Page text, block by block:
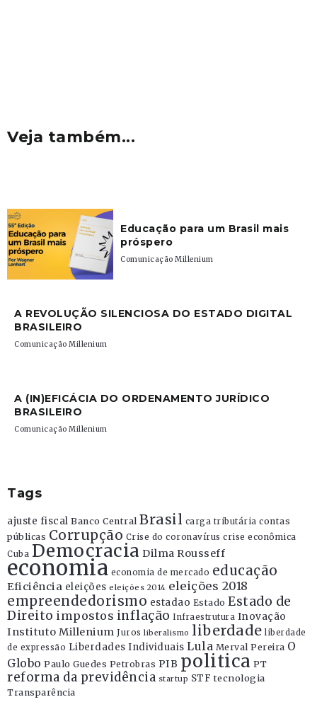
Veja também...
Educação para um Brasil mais
próspero
Comunicação Millenium
A REVOLUÇÃO SILENCIOSA DO ESTADO DIGITAL
BRASILEIRO
Comunicação Millenium
A (IN)EFICÁCIA DO ORDENAMENTO JURÍDICO
BRASILEIRO
Comunicação Millenium
Tags
ajuste fiscal Banco Central Brasil carga tributária contas
públicas Corrupção Crise do coronavírus crise econômica
Cuba Democracia Dilma Rousseff
economia economia de mercado educação
Eficiência eleições eleições 2014 eleições 2018
empreendedorismo estadao Estado Estado de
Direito impostos inflação Infraestrutura Inovação
Instituto Millenium Juros liberalismo liberdade liberdade
de expressão Liberdades Individuais Lula Merval Pereira O
Globo Paulo Guedes Petrobras PIB politica PT
reforma da previdência startup STF tecnologia
Transparência